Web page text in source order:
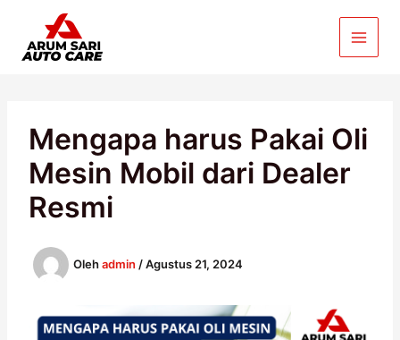
konten
Mengapa harus Pakai Oli
Mesin Mobil dari Dealer
Resmi
Olehadmin /Agustus 21, 2024